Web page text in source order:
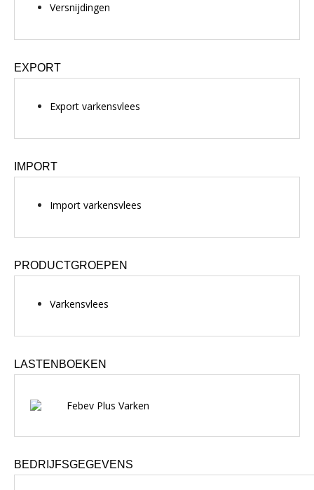
Versnijdingen
EXPORT
Export varkensvlees
IMPORT
Import varkensvlees
PRODUCTGROEPEN
Varkensvlees
LASTENBOEKEN
Febev Plus Varken
BEDRIJFSGEGEVENS